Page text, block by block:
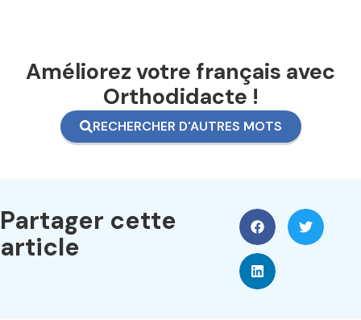
Améliorez votre français avec
Orthodidacte !
RECHERCHER D'AUTRES MOTS
Partager cette
article